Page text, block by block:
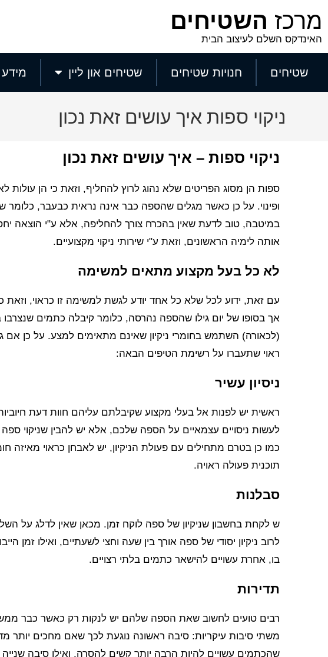
מרכז השטיחים
האינדקס השלם לעיצוב הבית
שטיחים חנויות שטיחים שטיחים און ליין
ניקוי ספות איך עושים זאת נכון
ניקוי ספות – איך עושים זאת נכון
ספות הן מסוג הפריטים שלא נהוג לרוץ להחליף, וזאת כי הן
ופינוי. על כן כאשר מגלים שהספה כבר אינה נראית כבעבר, כלומר
במיטבה, טוב לדעת שאין בהכרח צורך להחליפה, אלא ע"י הוצאה
אותה לימיה הראשונים, וזאת ע"י שירותי ניקוי מקצועיים.
לא כל בעל מקצוע מתאים למשימה
עם זאת, ידוע לכל שלא כל אחד יודע לגשת למשימה זו כראוי,
אך בסופו של יום גילו שהספה נהרסה, כלומר קיבלה כתמים
(לכאורה) השתמש בחומרי ניקיון שאינם מתאימים למצע. על כן אם
ראוי שתעברו על רשימת הטיפים הבאה:
ניסיון עשיר
ראשית יש לפנות אל בעלי מקצוע שקיבלתם עליהם חוות דעת
לעשות ניסויים עצמאיים על הספה שלכם, אלא יש להבין שניקוי ספה
כמו כן בטרם מתחילים עם פעולת הניקיון, יש לאבחן כראוי
תוכנית פעולה ראויה.
סבלנות
ש לקחת בחשבון שניקיון של ספה לוקח זמן. מכאן שאין לדלג על
בו, אחרת עשויים להישאר כתמים בלתי רצויים.
תדירות
רבים טועים לחשוב שאת הספה שלהם יש לנקות רק כאשר כבר ממש
משתי סיבות עיקריות: סיבה ראשונה נוגעת לכך שאם מחכים יותר מדי
שהכתמים עשויים להיות הרבה יותר קשים להסרה, ואילו סיבה